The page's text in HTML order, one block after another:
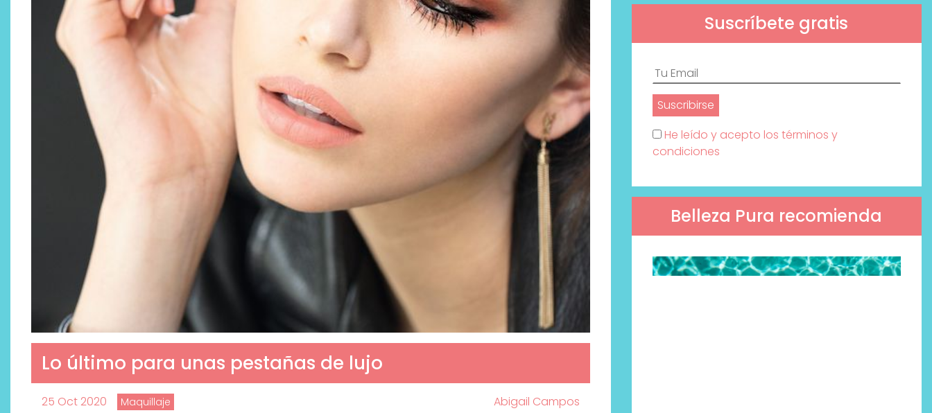
Lo último para unas pestañas de lujo
25 Oct 2020 Maquillaje Abigail Campos
Suscríbete gratis
He leído y acepto los términos y
condiciones
Belleza Pura recomienda